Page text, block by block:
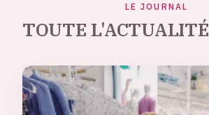
LE JOURNAL
TOUTE L'ACTUALITÉ